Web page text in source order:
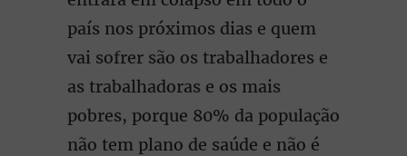
país nos próximos dias e quem
vai sofrer são os trabalhadores e
as trabalhadoras e os mais
pobres, porque 80% da população
não tem plano de saúde e não é